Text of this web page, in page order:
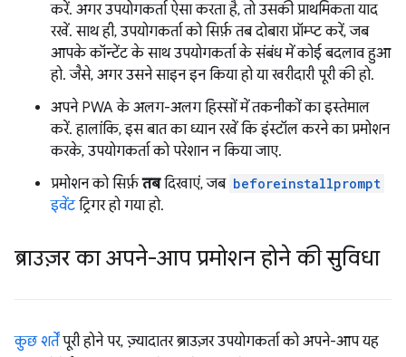
करें. अगर उपयोगकर्ता ऐसा करता है, तो उसकी प्राथमिकता याद
रखें. साथ ही, उपयोगकर्ता को सिर्फ़ तब दोबारा प्रॉम्प्ट करें, जब
आपके कॉन्टेंट के साथ उपयोगकर्ता के संबंध में कोई बदलाव हुआ
हो. जैसे, अगर उसने साइन इन किया हो या खरीदारी पूरी की हो.
अपने PWA के अलग-अलग हिस्सों में तकनीकों का इस्तेमाल
करें. हालांकि, इस बात का ध्यान रखें कि इंस्टॉल करने का प्रमोशन
करके, उपयोगकर्ता को परेशान न किया जाए.
प्रमोशन को सिर्फ़तबदिखाएं, जब beforeinstallprompt
इवेंटट्रिगर हो गया हो.
ब्राउज़र का अपने-आप प्रमोशन होने की सुविधा
कुछ शर्तेंपूरी होने पर, ज़्यादातर ब्राउज़र उपयोगकर्ता को अपने-आप यह